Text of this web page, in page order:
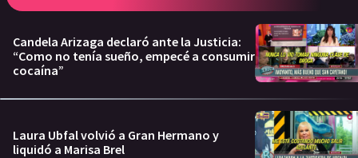
Candela Arizaga declaró ante la Justicia:
“Como no tenía sueño, empecé a consumir
cocaína”
Laura Ubfal volvió a Gran Hermano y
liquidó a Marisa Brel